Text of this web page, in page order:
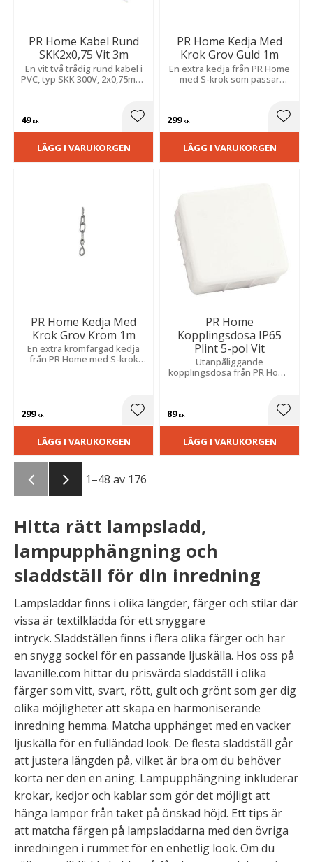
PR Home Kabel Rund
SKK2x0,75 Vit 3m
En vit två trådig rund kabel i
PVC, typ SKK 300V, 2x0,75mm²
49KR Lägg till i favoriter
LÄGG I VARUKORGEN
PR Home Kedja Med
Krok Grov Guld 1m
En extra kedja från PR Home
med S-krok som passar
utseende på din lampa.
299KR
LÄGG I VARUKORGEN
PR Home Kedja Med
Krok Grov Krom 1m
En extra kromfärgad kedja
från PR Home med S-krok
299KR Lägg till i favoriter
LÄGG I VARUKORGEN
PR Home
Kopplingsdosa IP65
Plint 5-pol Vit
​Utanpåliggande
kopplingsdosa från PR Home
st kabelgenomföringar.
89KR
LÄGG I VARUKORGEN
1–48 av 176
Hitta rätt lampsladd,
lampupphängning och
sladdställ för din inredning
Lampsladdar finns i olika längder, färger och stilar där
vissa är textilklädda för ett snyggare
intryck. Sladdställen finns i flera olika färger och har
en snygg sockel för en passande ljuskälla. Hos oss på
lavanille.com hittar du prisvärda sladdställ i olika
färger som vitt, svart, rött, gult och grönt som ger dig
olika möjligheter att skapa en harmoniserande
inredning hemma. Matcha upphänget med en vacker
ljuskälla för en fulländad look. De flesta sladdställ går
att justera längden på, vilket är bra om du behöver
korta ner den en aning. Lampupphängning inkluderar
krokar, kedjor och kablar som gör det möjligt att
hänga lampor från taket på önskad höjd. Ett tips är
att matcha färgen på lampsladdarna med den övriga
inredningen i rummet för en enhetlig look. Om du